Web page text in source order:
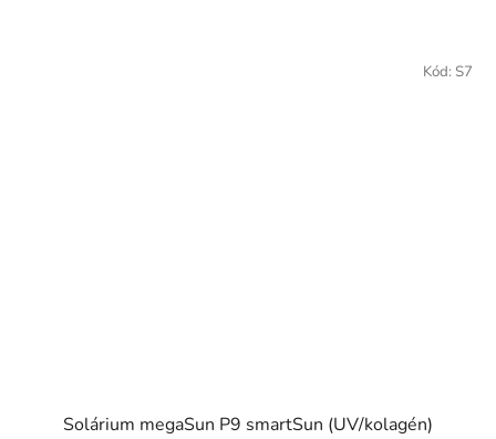
Solárium megaSun P9 smartSun (UV/kolagén)
Kód: S7